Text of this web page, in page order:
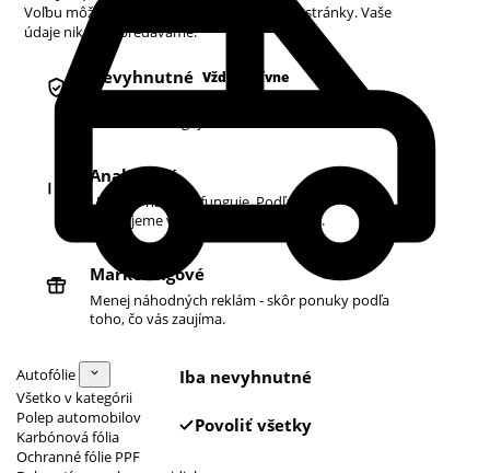
Autofólie
Všetko v kategórii
Polep automobilov
Karbónová fólia
Ochranné fólie PPF
Voľbu môžete kedykoľvek zmeniť v pätičke stránky. Vaše
údaje nikdy nepredávame.
Nevyhnutné Vždy aktívne
Analytické
Ukazujú nám, čo funguje. Podľa toho
zlepšujeme vyhľadávanie aj ponuku.
Marketingové
Menej náhodných reklám - skôr ponuky podľa
toho, čo vás zaujíma.
Iba nevyhnutné
Povoliť všetky